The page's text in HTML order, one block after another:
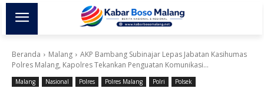
Beranda Malang
AKP Bambang Subinajar Lepas Jabatan Kasihumas
Polres Malang, Kapolres Tekankan Penguatan Komunikasi...
Malang Nasional Polres Polres Malang Polri Polsek